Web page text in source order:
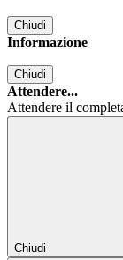
Chiudi
Informazione
Chiudi
Attendere...
Attendere il
Chiudi